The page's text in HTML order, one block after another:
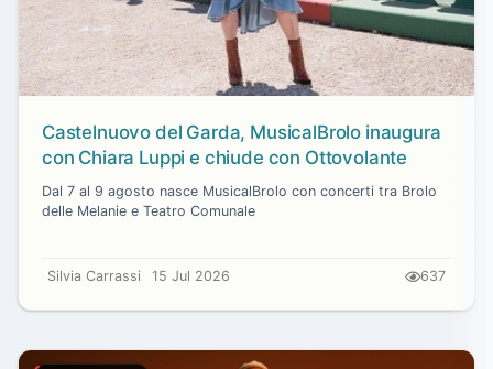
Castelnuovo del Garda, MusicalBrolo inaugura
con Chiara Luppi e chiude con Ottovolante
Dal 7 al 9 agosto nasce MusicalBrolo con concerti tra Brolo
delle Melanie e Teatro Comunale
Silvia Carrassi 15 Jul 2026 637